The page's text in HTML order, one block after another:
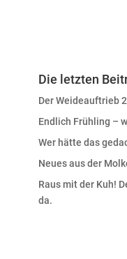
Die letzten
Der Weideauftrieb
Endlich Frühling –
Wer hätte das
Neues aus der
Raus mit der Kuh!
da.